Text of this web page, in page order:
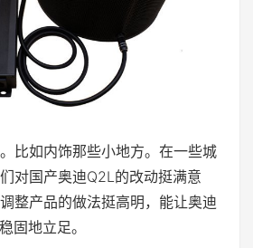
比如内饰那些小地方。在一些城
对国产奥迪Q2L的改动挺满意
整产品的做法挺高明，能让奥迪
固地立足。